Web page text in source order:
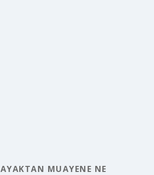
AYAKTAN MUAYENE NE